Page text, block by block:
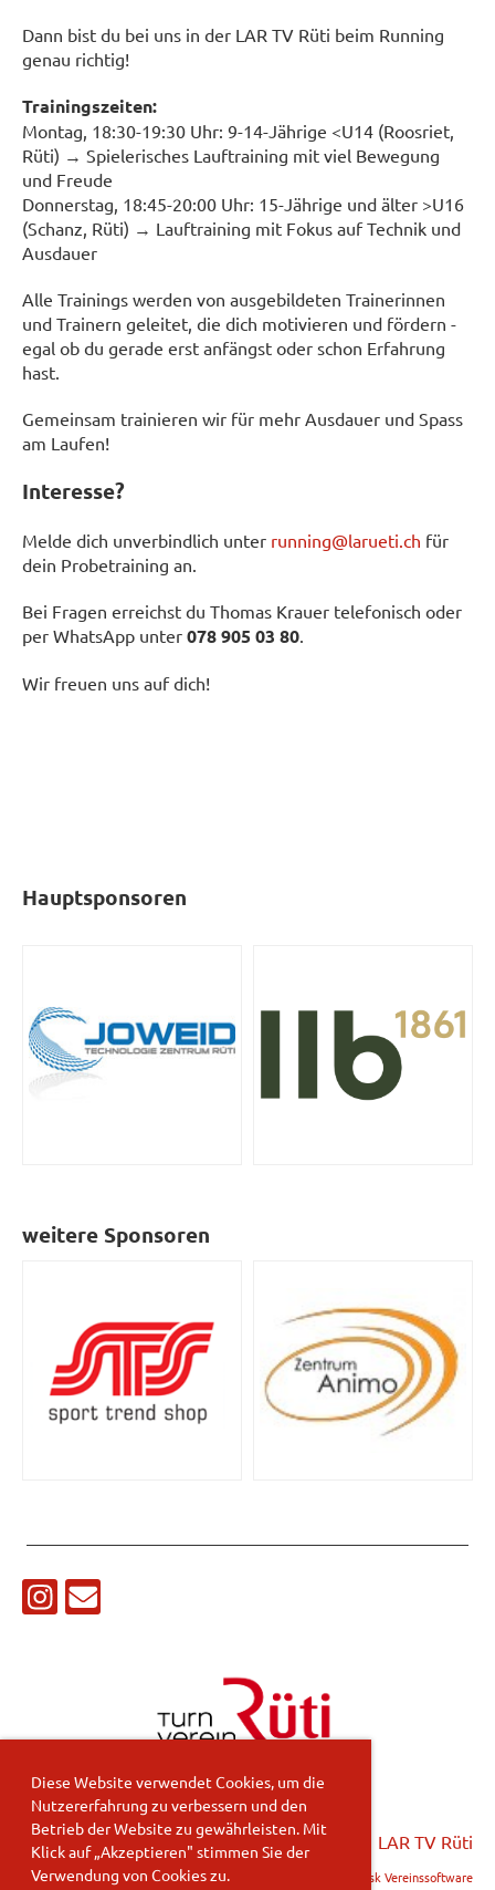
Diese Website verwendet Cookies, um die
Nutzererfahrung zu verbessern und den
Betrieb der Website zu gewährleisten. Mit
Klick auf „Akzeptieren" stimmen Sie der
Verwendung von Cookies zu.
Dann bist du bei uns in der LAR TV Rüti beim Running
genau richtig!
Trainingszeiten:
Montag, 18:30-19:30 Uhr: 9-14-Jährige <U14 (Roosriet,
Rüti) → Spielerisches Lauftraining mit viel Bewegung
und Freude
Donnerstag, 18:45-20:00 Uhr: 15-Jährige und älter >U16
(Schanz, Rüti) → Lauftraining mit Fokus auf Technik und
Ausdauer
Alle Trainings werden von ausgebildeten Trainerinnen
und Trainern geleitet, die dich motivieren und fördern -
egal ob du gerade erst anfängst oder schon Erfahrung
hast.
Gemeinsam trainieren wir für mehr Ausdauer und Spass
am Laufen!
Interesse?
Melde dich unverbindlich unter running@larueti.ch für
dein Probetraining an.
Bei Fragen erreichst du Thomas Krauer telefonisch oder
per WhatsApp unter 078 905 03 80.
Wir freuen uns auf dich!
Hauptsponsoren
weitere Sponsoren
LAR TV Rüti
Erstellt mit Clubdesk Vereinssoftware